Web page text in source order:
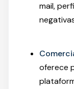
mail,
oferece